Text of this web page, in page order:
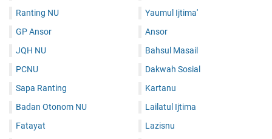
Ranting NU
GP Ansor
JQH NU
PCNU
Sapa Ranting
Badan Otonom NU
Fatayat
Yaumul Ijtima'
Ansor
Bahsul Masail
Dakwah Sosial
Kartanu
Lailatul Ijtima
Lazisnu